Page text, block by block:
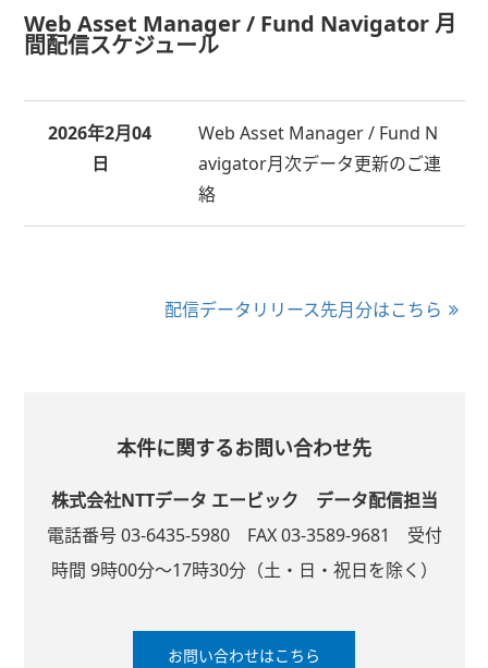
Web Asset Manager / Fund Navigator 月
間配信スケジュール
2026年2月04
日
Web Asset Manager / Fund N
avigator月次データ更新のご連
絡
配信データリリース先月分はこちら
本件に関するお問い合わせ先
株式会社NTTデータ エービック
データ配信担当
電話番号 03-6435-5980
FAX 03-3589-9681
受付
時間 9時00分～17時30分（土・日・祝日を除く）
お問い合わせはこちら